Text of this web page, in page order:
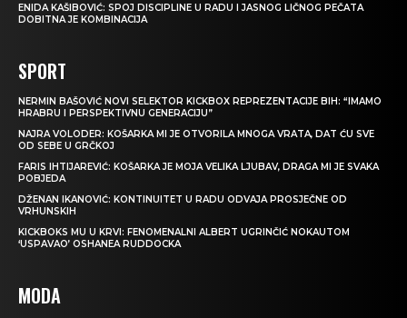
ENIDA KAŠIBOVIĆ: SPOJ DISCIPLINE U RADU I JASNOG LIČNOG PEČATA
DOBITNA JE KOMBINACIJA
SPORT
NERMIN BAŠOVIĆ NOVI SELEKTOR KICKBOX REPREZENTACIJE BIH: “IMAMO
HRABRU I PERSPEKTIVNU GENERACIJU”
NAJRA VOLODER: KOŠARKA MI JE OTVORILA MNOGA VRATA, DAT ĆU SVE
OD SEBE U GRČKOJ
FARIS IHTIJAREVIĆ: KOŠARKA JE MOJA VELIKA LJUBAV, DRAGA MI JE SVAKA
POBJEDA
DŽENAN IKANOVIĆ: KONTINUITET U RADU ODVAJA PROSJEČNE OD
VRHUNSKIH
KICKBOKS MU U KRVI: FENOMENALNI ALBERT UGRINČIĆ NOKAUTOM
‘USPAVAO’ OSHANEA RUDDOCKA
MODA